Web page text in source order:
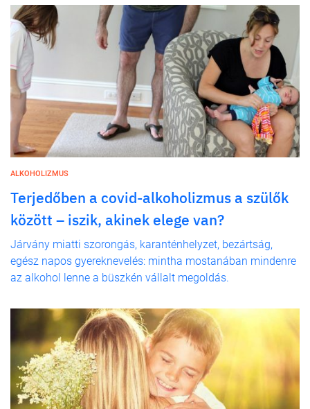
ALKOHOLIZMUS
Terjedőben a covid-alkoholizmus a szülők
között – iszik, akinek elege van?
Járvány miatti szorongás, karanténhelyzet, bezártság,
egész napos gyereknevelés: mintha mostanában mindenre
az alkohol lenne a büszkén vállalt megoldás.